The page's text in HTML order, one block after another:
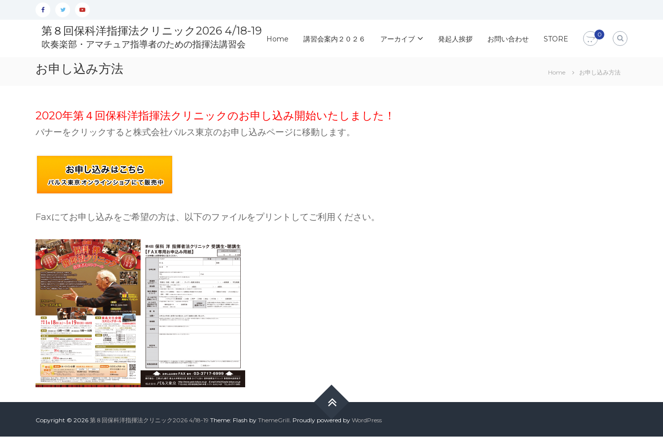
FacebookTwitter YouTube
第８回保科洋指揮法クリニック2026 4/18-19
吹奏楽部・アマチュア指導者のための指揮法講習会 Home 講習会案内２０２６ アーカイブ 発起人挨拶 お問い合わせ STORE
0
お申し込み方法 Home お申し込み方法
2020年第４回保科洋指揮法クリニックのお申し込み開始いたしました！
バナーをクリックすると株式会社パルス東京のお申し込みページに移動します。
Faxにてお申し込みをご希望の方は、以下のファイルをプリントしてご利用ください。
Copyright © 2026 第８回保科洋指揮法クリニック2026 4/18-19 Theme: Flash by ThemeGrill. Proudly powered by WordPress